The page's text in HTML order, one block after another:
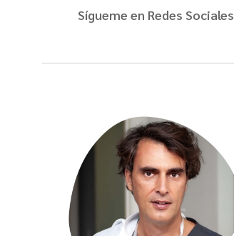
Sígueme en Redes Sociales